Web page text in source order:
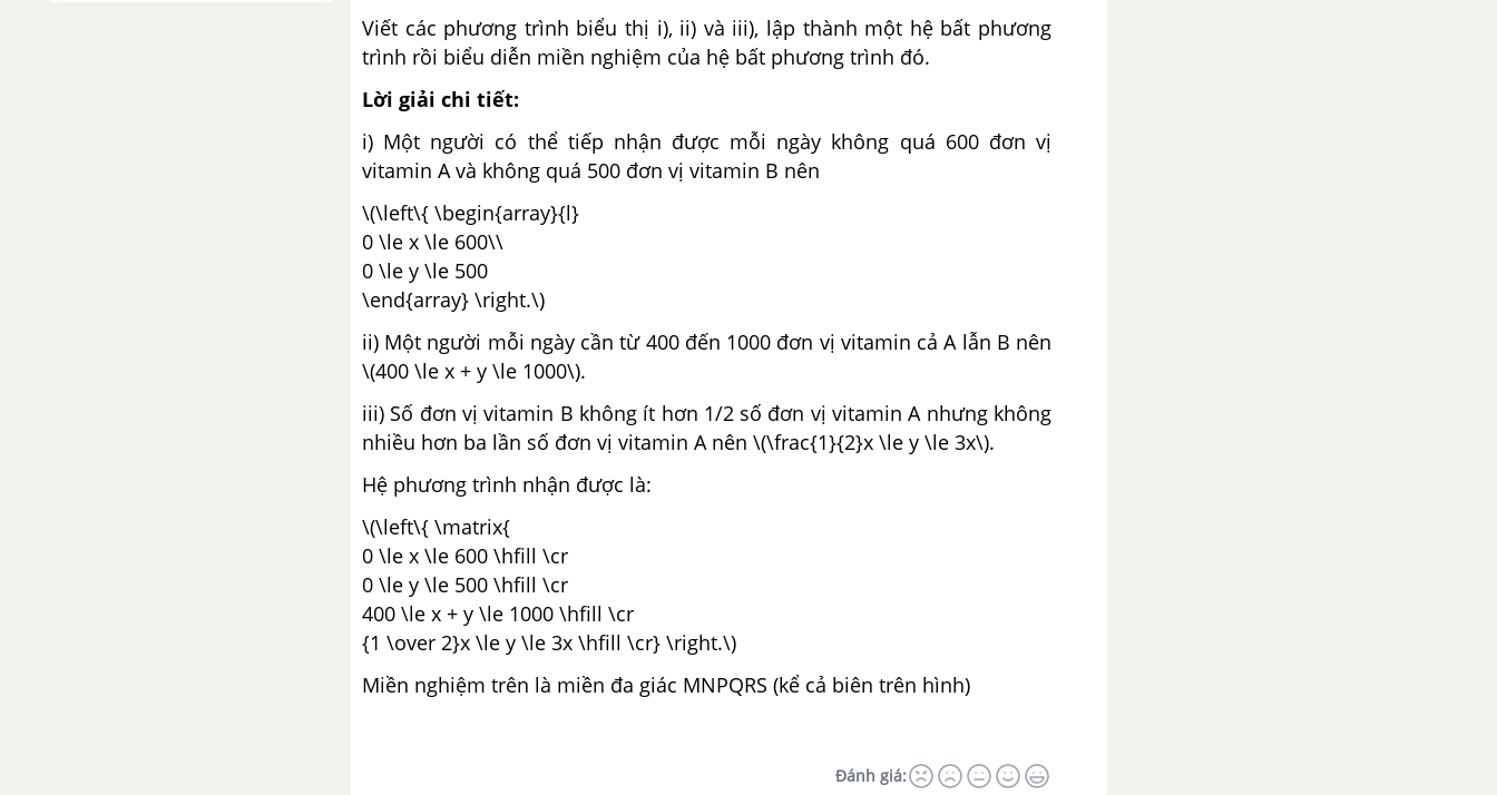
Viết các phương trình biểu thị i), ii) và iii), lập thành một hệ bất phương
trình rồi biểu diễn miền nghiệm của hệ bất phương trình đó.
Lời giải chi tiết:
i) Một người có thể tiếp nhận được mỗi ngày không quá 600 đơn vị
vitamin A và không quá 500 đơn vị vitamin B nên
\(\left\{ \begin{array}{l}
0 \le x \le 600\\
0 \le y \le 500
\end{array} \right.\)
ii) Một người mỗi ngày cần từ 400 đến 1000 đơn vị vitamin cả A lẫn B nên
\(400 \le x + y \le 1000\).
iii) Số đơn vị vitamin B không ít hơn 1/2 số đơn vị vitamin A nhưng không
nhiều hơn ba lần số đơn vị vitamin A nên \(\frac{1}{2}x \le y \le 3x\).
Hệ phương trình nhận được là:
\(\left\{ \matrix{
0 \le x \le 600 \hfill \cr
0 \le y \le 500 \hfill \cr
400 \le x + y \le 1000 \hfill \cr
{1 \over 2}x \le y \le 3x \hfill \cr} \right.\)
Miền nghiệm trên là miền đa giác MNPQRS (kể cả biên trên hình)
Đánh giá: